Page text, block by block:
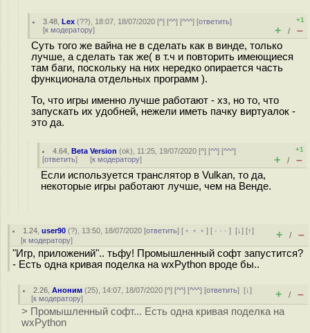
3.48 ,Lex (??), 18:07, 18/07/2020 [^] [^^] [^^^] [ответить]
[к модератору]
+1
+ / –
Суть того же вайна не в сделать как в винде, только
лучше, а сделать так же( в т.ч и повторить имеющиеся
там баги, поскольку на них нередко опирается часть
функционала отдельных программ ).
То, что игры именно лучше работают - хз, но то, что
запускать их удобней, нежели иметь пачку виртуалок -
это да.
4.64 ,Beta Version (ok), 11:25, 19/07/2020 [^] [^^] [^^^]
[ответить] [к модератору]
+1
+ / –
Если используется транслятор в Vulkan, то да,
некоторые игры работают лучше, чем на Венде.
1.24 ,user90 (?), 13:50, 18/07/2020 [ответить] [ ﹢﹢﹢] [ · · ·][↓] [↑]
[к модератору] + / –
"Игр, приложений".. тьфу! Промышленный софт запустится?
- Есть одна кривая поделка на wxPython вроде бы..
2.26 ,Аноним (25), 14:07, 18/07/2020 [^] [^^] [^^^] [ответить][↓]
[к модератору] + / –
> Промышленный софт... Есть одна кривая поделка на
wxPython